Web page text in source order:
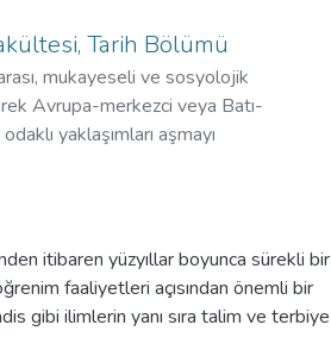
Tarih Bölümü
mukayeseli ve sosyolojik
Avrupa-merkezci veya Batı-
yaklaşımları aşmayı
itibaren yüzyıllar boyunca sürekli bir
faaliyetleri açısından önemli bir
gibi ilimlerin yanı sıra talim ve terbiye